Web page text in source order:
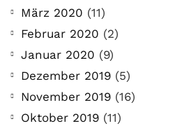
März 2020 (11)
Februar 2020 (2)
Januar 2020 (9)
Dezember 2019 (5)
November 2019 (16)
Oktober 2019 (11)